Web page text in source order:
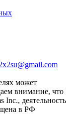
может
внимание, что
Inc., деятельность
в РФ